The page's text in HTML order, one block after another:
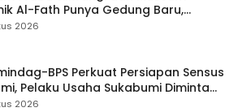
Al-Fath Punya Gedung Baru,
500 Koleksi Dipisahkan
2026
BPS Perkuat Persiapan Sensus
Pelaku Usaha Sukabumi Diminta
Beri Data
2026